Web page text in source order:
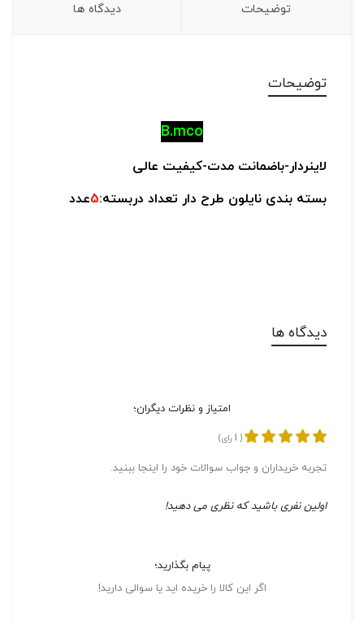
توضیحات دیدگاه ها
توضیحات
B.mco
لاینردار-باضمانت مدت-کیفیت عالی
بسته بندی نایلون طرح دار تعداد دربسته:5عدد
دیدگاه ها
امتیاز و نظرات دیگران؛
(
1 رای)
تجربه خریداران و جواب سوالات خود را اینجا ببنید.
اولین نفری باشید که نظری می دهید!
پیام بگذارید؛
اگر این کالا را خریده اید یا سوالی دارید!